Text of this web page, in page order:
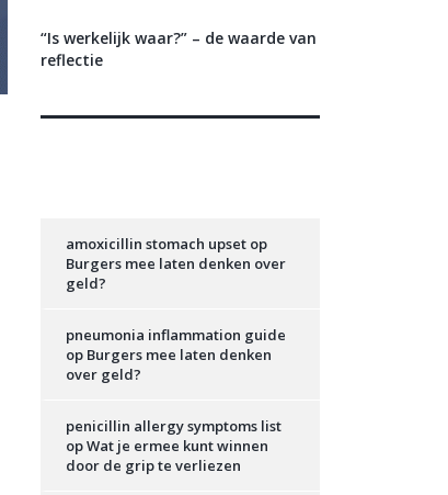
“Is werkelijk waar?” – de waarde van
reflectie
amoxicillin stomach upset op
Burgers mee laten denken over
geld?
pneumonia inflammation guide
op Burgers mee laten denken
over geld?
penicillin allergy symptoms list
opWat je ermee kunt winnen
door de grip te verliezen